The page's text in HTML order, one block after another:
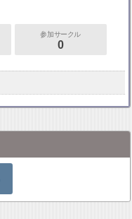
参加サークル
0